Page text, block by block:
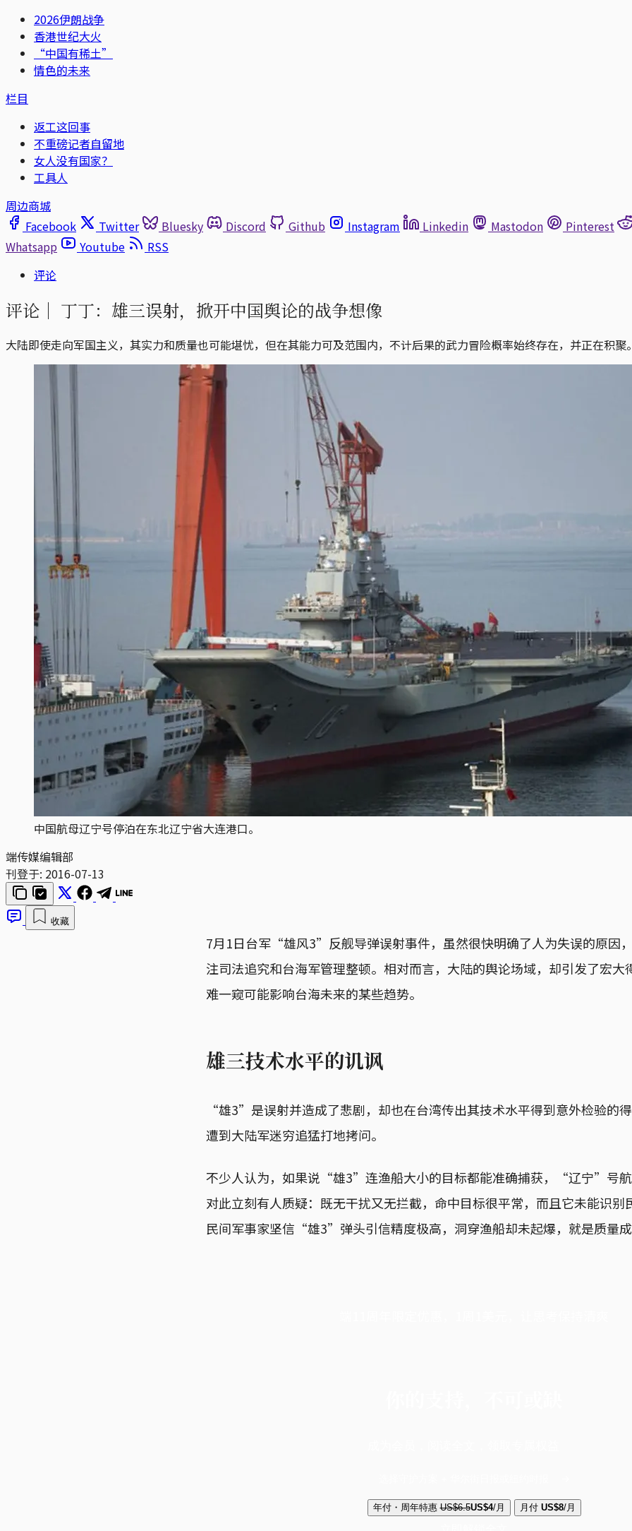
2026伊朗战争
香港世纪大火
“中国有稀土”
情色的未来
栏目
返工这回事
不重磅记者自留地
女人没有国家？
工具人
周边商城
Facebook
Twitter Bluesky Discord Github Instagram Linkedin Mastodon
Pinterest
Whatsapp
Youtube
RSS
评论
评论｜ 丁丁：雄三误射，掀开中国舆论的战争想像
大陆即使走向军国主义，其实力和质量也可能堪忧，但在其能力可及范围内，不计后果的武力冒险概率始终存在，并正在积聚
中国航母辽宁号停泊在东北辽宁省大连港口。
端传媒编辑部
刊登于: 2016-07-13
收藏
7月1日台军“雄风3”反舰导弹误射事件，虽然很快明确了人为失误的原因
注司法追究和台海军管理整顿。相对而言，大陆的舆论场域，却引发了宏大
难一窥可能影响台海未来的某些趋势。
雄三技术水平的讥讽
“雄3”是误射并造成了悲剧，却也在台湾传出其技术水平得到意外检验的
遭到大陆军迷穷追猛打地拷问。
不少人认为，如果说“雄3”连渔船大小的目标都能准确捕获，“辽宁”号
对此立刻有人质疑：既无干扰又无拦截，命中目标很平常，而且它未能识别
民间军事家坚信“雄3”弹头引信精度极高，洞穿渔船却未起爆，就是质量
年付・周年特惠 US$6.5US$4/月 月付 US$8/月